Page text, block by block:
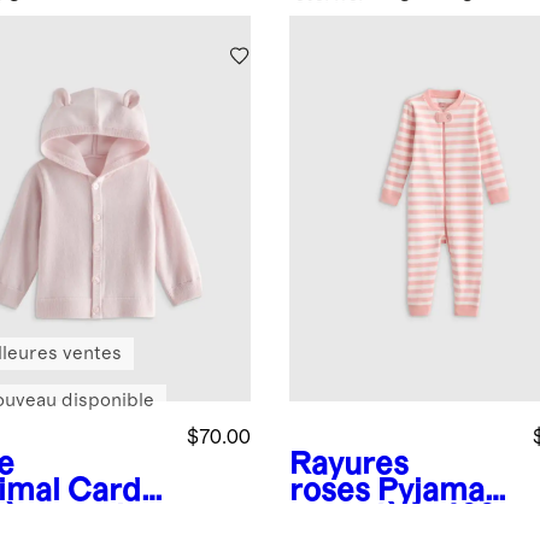
Cardi
$70.00
ventes
disponible
Rayures
roses Pyjama